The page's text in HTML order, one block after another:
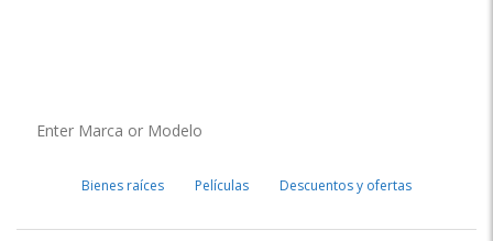
Bienes raíces Películas Descuentos y ofertas